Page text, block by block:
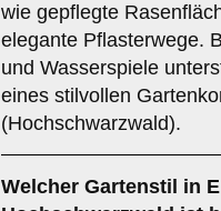
wie gepflegte
elegante Pflasterwege.
und Wasserspiele
eines stilvollen
(Hochschwarzwald).
Welcher Gartenstil in